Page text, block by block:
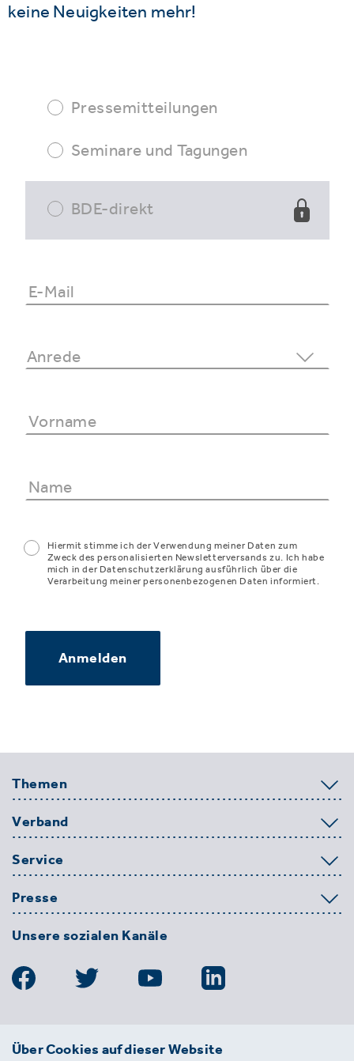
keine Neuigkeiten mehr!
Pressemitteilungen
Seminare und Tagungen
BDE-direkt
Hiermit stimme ich der Verwendung meiner Daten zum
Zweck des personalisierten Newsletterversands zu. Ich habe
mich in der Datenschutzerklärung ausführlich über die
Verarbeitung meiner personenbezogenen Daten informiert.
Anmelden
Themen
Verband
Service
Presse
Unsere sozialen Kanäle
BDE
Über Cookies auf dieser Website